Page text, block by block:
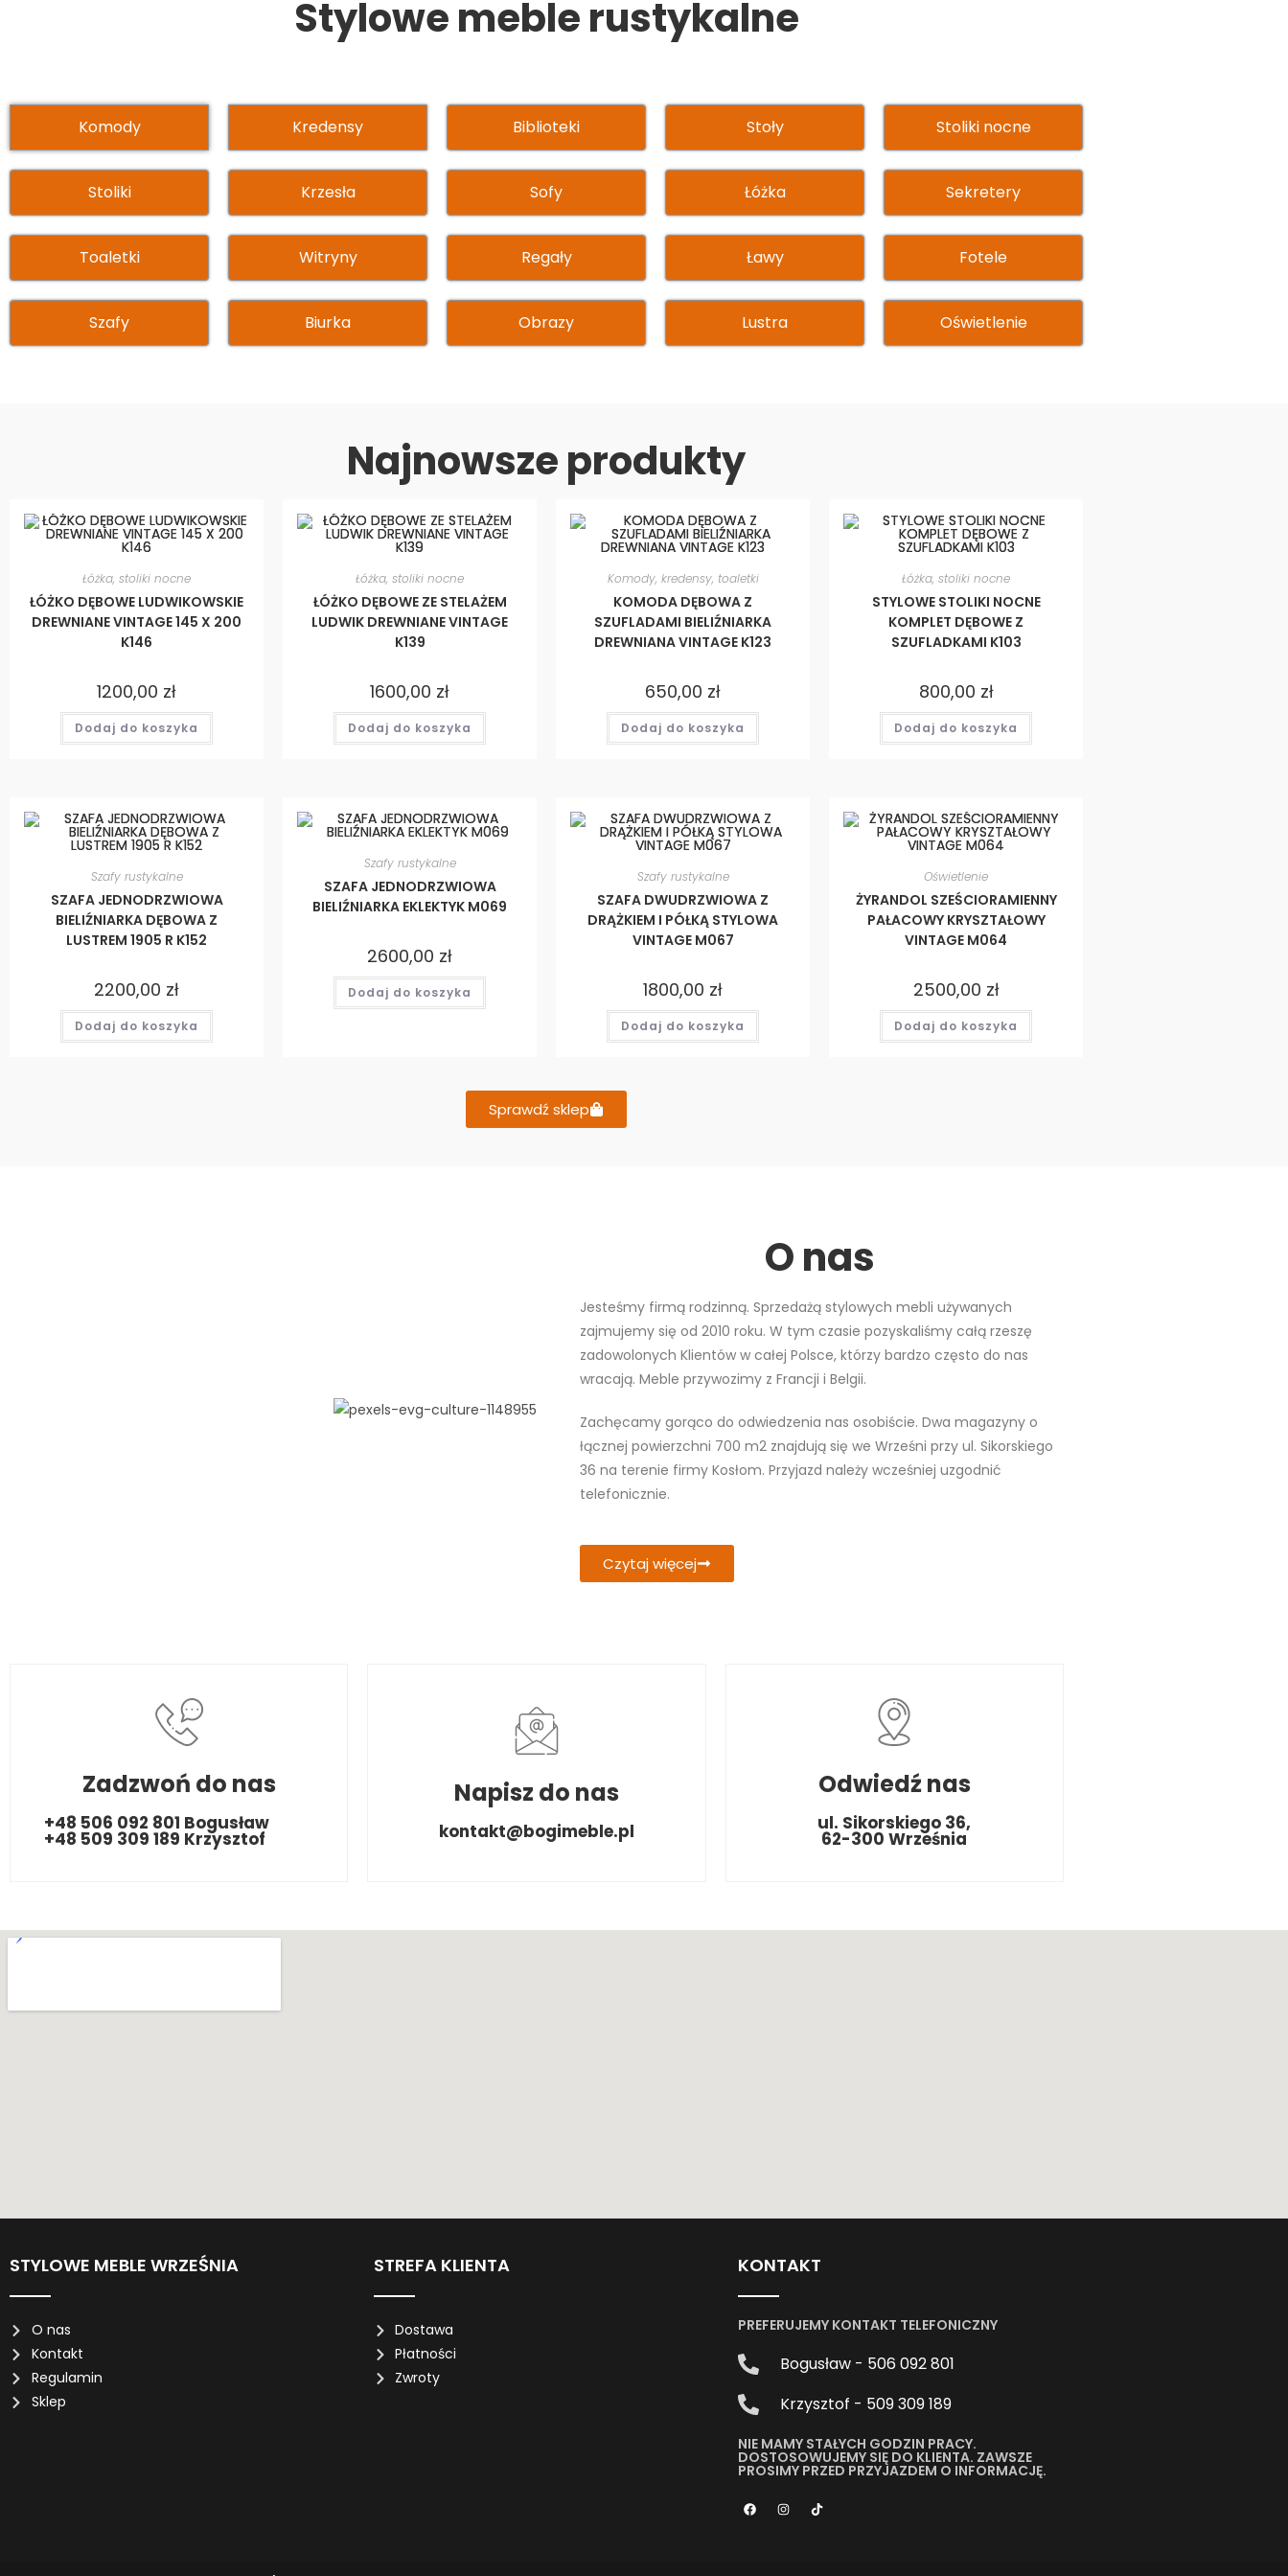
Stylowe meble rustykalne
Komody
Stoliki
Toaletki
Szafy
Kredensy
Krzesła
Witryny
Biurka
Biblioteki
Sofy
Regały
Obrazy
Stoły
Łóżka
Ławy
Lustra
Stoliki nocne
Sekretery
Fotele
Oświetlenie
Najnowsze produkty
Łóżka, stoliki nocne
ŁÓŻKO DĘBOWE LUDWIKOWSKIE
DREWNIANE VINTAGE 145 X 200
K146
1200,00 zł
Dodaj do koszyka
Łóżka, stoliki nocne
ŁÓŻKO DĘBOWE ZE STELAŻEM
LUDWIK DREWNIANE VINTAGE
K139
1600,00 zł
Dodaj do koszyka
Komody, kredensy, toaletki
KOMODA DĘBOWA Z
SZUFLADAMI BIELIŹNIARKA
DREWNIANA VINTAGE K123
650,00 zł
Dodaj do koszyka
Łóżka, stoliki nocne
STYLOWE STOLIKI NOCNE
KOMPLET DĘBOWE Z
SZUFLADKAMI K103
800,00 zł
Dodaj do koszyka
Szafy rustykalne
SZAFA JEDNODRZWIOWA
BIELIŹNIARKA DĘBOWA Z
LUSTREM 1905 R K152
2200,00 zł
Dodaj do koszyka
Szafy rustykalne
SZAFA JEDNODRZWIOWA
BIELIŹNIARKA EKLEKTYK M069
2600,00 zł
Dodaj do koszyka
Szafy rustykalne
SZAFA DWUDRZWIOWA Z
DRĄŻKIEM I PÓŁKĄ STYLOWA
VINTAGE M067
1800,00 zł
Dodaj do koszyka
Oświetlenie
ŻYRANDOL SZEŚCIORAMIENNY
PAŁACOWY KRYSZTAŁOWY
VINTAGE M064
2500,00 zł
Dodaj do koszyka
Sprawdź sklep
O nas
Jesteśmy firmą rodzinną. Sprzedażą stylowych mebli używanych
zajmujemy się od 2010 roku. W tym czasie pozyskaliśmy całą rzeszę
zadowolonych Klientów w całej Polsce, którzy bardzo często do nas
wracają. Meble przywozimy z Francji i Belgii.
Zachęcamy gorąco do odwiedzenia nas osobiście. Dwa magazyny o
łącznej powierzchni 700 m2 znajdują się we Wrześni przy ul. Sikorskiego
36 na terenie firmy Kosłom. Przyjazd należy wcześniej uzgodnić
telefonicznie.
Czytaj więcej
Zadzwoń do nas
+48 506 092 801 Bogusław
+48 509 309 189 Krzysztof
Napisz do nas
kontakt@bogimeble.pl
Odwiedź nas
ul. Sikorskiego 36,
62-300 Września
STYLOWE MEBLE WRZEŚNIA
O nas
Kontakt
Regulamin
Sklep
STREFA KLIENTA
Dostawa
Płatności
Zwroty
KONTAKT
PREFERUJEMY KONTAKT TELEFONICZNY
Bogusław - 506 092 801
Krzysztof - 509 309 189
NIE MAMY STAŁYCH GODZIN PRACY.
DOSTOSOWUJEMY SIĘ DO KLIENTA. ZAWSZE
PROSIMY PRZED PRZYJAZDEM O INFORMACJĘ.